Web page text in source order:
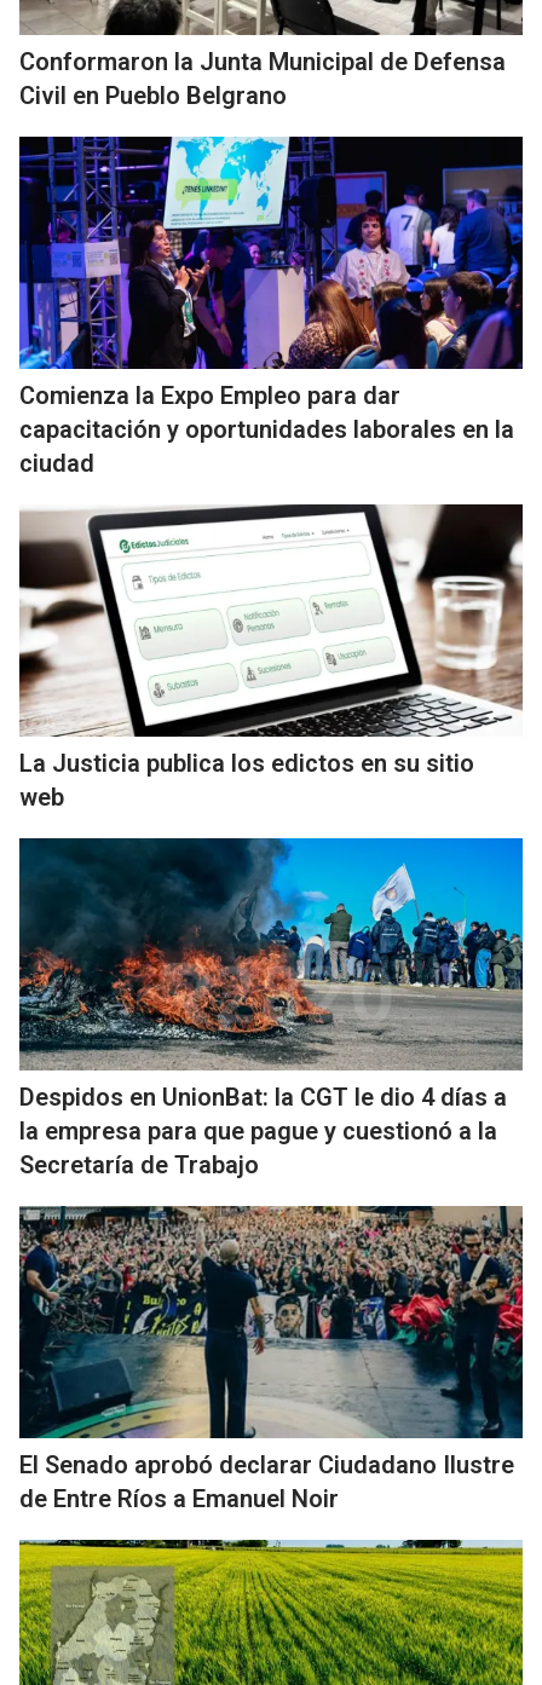
Conformaron la Junta Municipal de Defensa
Civil en Pueblo Belgrano
Comienza la Expo Empleo para dar
capacitación y oportunidades laborales en la
ciudad
La Justicia publica los edictos en su sitio
web
Despidos en UnionBat: la CGT le dio 4 días a
la empresa para que pague y cuestionó a la
Secretaría de Trabajo
El Senado aprobó declarar Ciudadano Ilustre
de Entre Ríos a Emanuel Noir